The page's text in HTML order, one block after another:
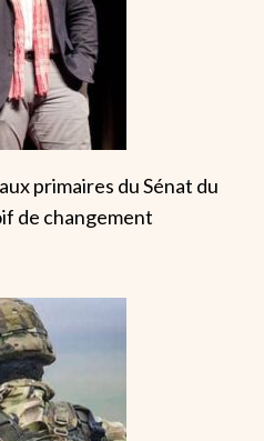
primaires du Sénat du
de changement